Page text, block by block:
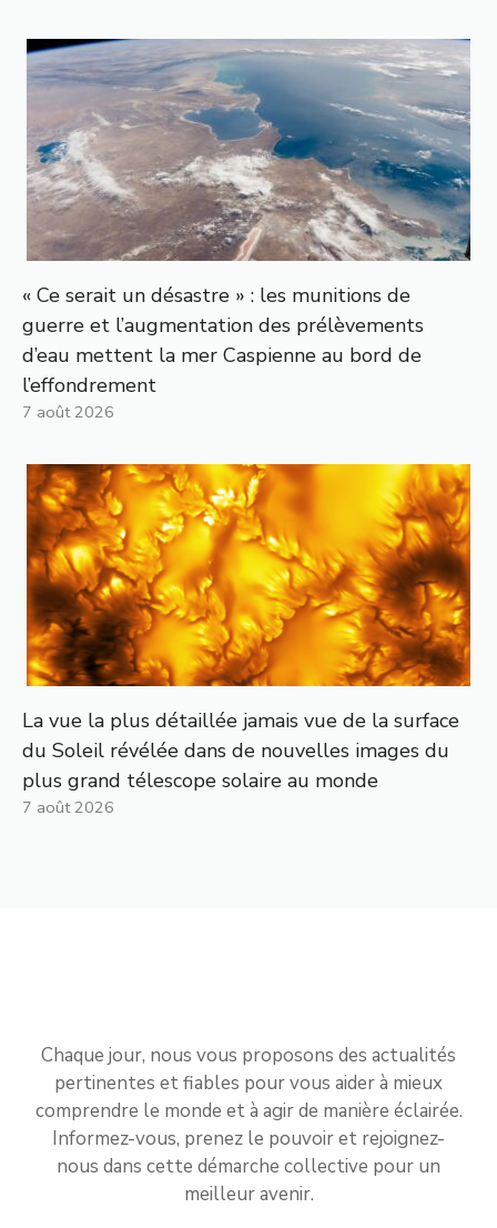
« Ce serait un désastre » : les munitions de
guerre et l’augmentation des prélèvements
d’eau mettent la mer Caspienne au bord de
l’effondrement
7 août 2026
La vue la plus détaillée jamais vue de la surface
du Soleil révélée dans de nouvelles images du
plus grand télescope solaire au monde
7 août 2026
Chaque jour, nous vous proposons des actualités
pertinentes et fiables pour vous aider à mieux
comprendre le monde et à agir de manière éclairée.
Informez-vous, prenez le pouvoir et rejoignez-
nous dans cette démarche collective pour un
meilleur avenir.